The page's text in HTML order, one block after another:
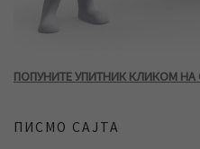
ПОПУНИТЕ УПИТНИК КЛИКОМ
ПИСМО САЈТА